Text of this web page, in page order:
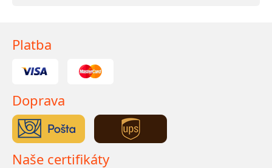
Platba
Doprava
Naše certifikáty